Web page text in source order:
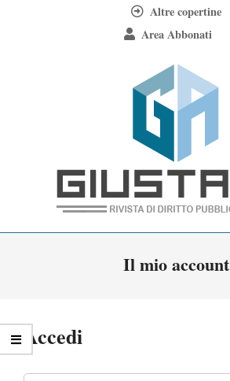
Altre copertine
Area Abbonati
Giustamm
Il mio account
Accedi